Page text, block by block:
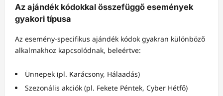
Az ajándék kódokkal összefüggő események
gyakori típusa
Az esemény-specifikus ajándék kódok gyakran különböző
alkalmakhoz kapcsolódnak, beleértve:
Ünnepek (pl. Karácsony, Hálaadás)
Szezonális akciók (pl. Fekete Péntek, Cyber Hétfő)